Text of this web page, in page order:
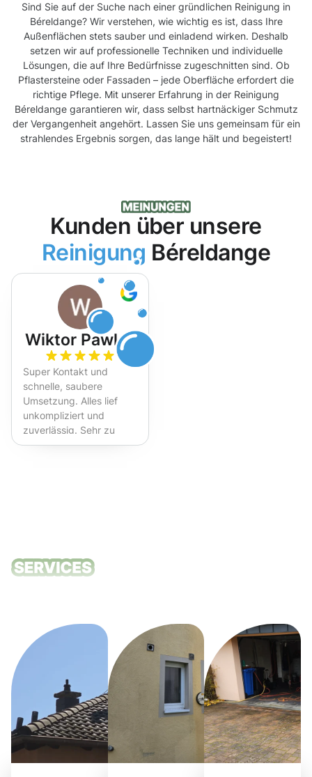
Sind Sie auf der Suche nach einer gründlichen Reinigung in
Béreldange? Wir verstehen, wie wichtig es ist, dass Ihre
Außenflächen stets sauber und einladend wirken. Deshalb
setzen wir auf professionelle Techniken und individuelle
Lösungen, die auf Ihre Bedürfnisse zugeschnitten sind. Ob
Pflastersteine oder Fassaden – jede Oberfläche erfordert die
richtige Pflege. Mit unserer Erfahrung in der Reinigung
Béreldange garantieren wir, dass selbst hartnäckiger Schmutz
der Vergangenheit angehört. Lassen Sie uns gemeinsam für ein
strahlendes Ergebnis sorgen, das lange hält und begeistert!
Kunden über unsere
Reinigung Béreldange
Wiktor Pawlak
Super Kontakt und
schnelle, saubere
Umsetzung. Alles lief
unkompliziert und
zuverlässig. Sehr zu
empfehlen!